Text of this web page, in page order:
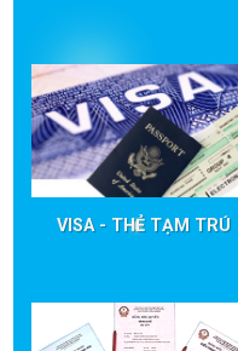
VISA - THẺ TẠM TRÚ